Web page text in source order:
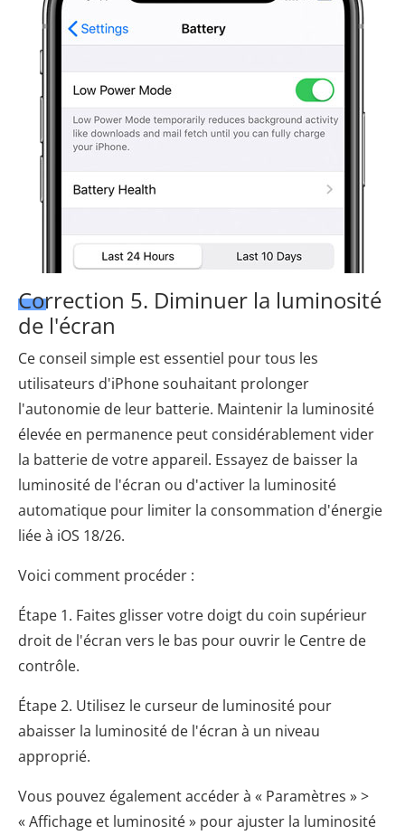
Correction 5. Diminuer la luminosité
de l'écran
Ce conseil simple est essentiel pour tous les
utilisateurs d'iPhone souhaitant prolonger
l'autonomie de leur batterie. Maintenir la luminosité
élevée en permanence peut considérablement vider
la batterie de votre appareil. Essayez de baisser la
luminosité de l'écran ou d'activer la luminosité
automatique pour limiter la consommation d'énergie
liée à iOS 18/26.
Voici comment procéder :
Étape 1. Faites glisser votre doigt du coin supérieur
droit de l'écran vers le bas pour ouvrir le Centre de
contrôle.
Étape 2. Utilisez le curseur de luminosité pour
abaisser la luminosité de l'écran à un niveau
approprié.
Vous pouvez également accéder à « Paramètres » >
« Affichage et luminosité » pour ajuster la luminosité